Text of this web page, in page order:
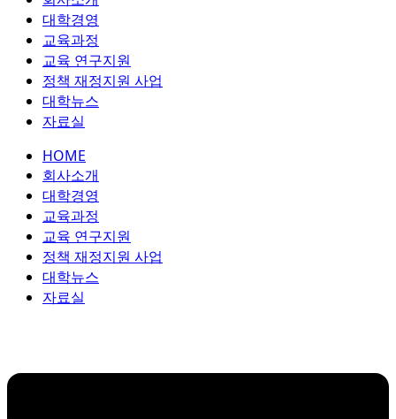
대학경영
교육과정
교육 연구지원
정책 재정지원 사업
대학뉴스
자료실
HOME
회사소개
대학경영
교육과정
교육 연구지원
정책 재정지원 사업
대학뉴스
자료실